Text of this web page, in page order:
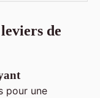
de
pour une